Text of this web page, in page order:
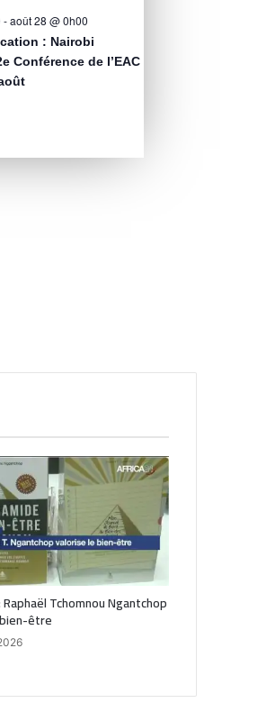
-août 28 @ 0h00
: Nairobi
Conférence de l’EAC
Tchomnou Ngantchop
être